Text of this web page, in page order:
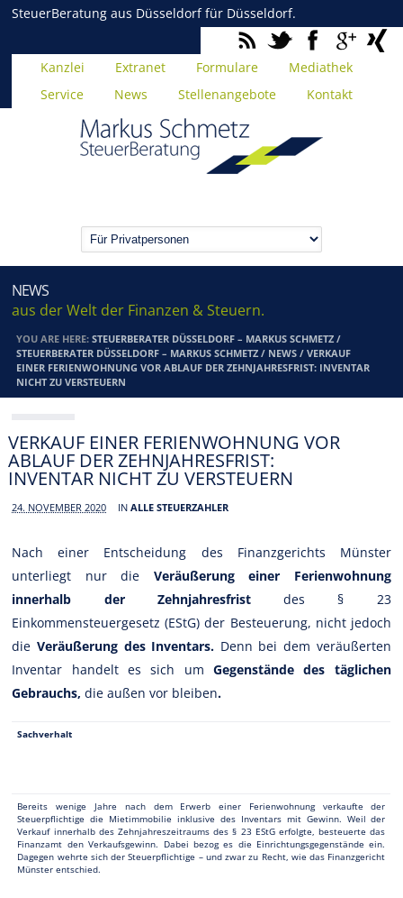
SteuerBeratung aus Düsseldorf für Düsseldorf.
Kanzlei Extranet Formulare
Mediathek
Service
News Stellenangebote Kontakt
NEWS
aus der Welt der Finanzen & Steuern.
YOU ARE HERE:STEUERBERATER DÜSSELDORF – MARKUS SCHMETZ /
STEUERBERATER DÜSSELDORF – MARKUS SCHMETZ / NEWS /VERKAUF
EINER FERIENWOHNUNG VOR ABLAUF DER ZEHNJAHRESFRIST: INVENTAR
NICHT ZU VERSTEUERN
VERKAUF EINER FERIENWOHNUNG VOR
ABLAUF DER ZEHNJAHRESFRIST:
INVENTAR NICHT ZU VERSTEUERN
24. NOVEMBER 2020 INALLE STEUERZAHLER
Nach einer Entscheidung des Finanzgerichts Münster
unterliegt nur die Veräußerung einer Ferienwohnung
innerhalb der Zehnjahresfristdes § 23
Einkommensteuergesetz (EStG) der Besteuerung, nicht jedoch
dieVeräußerung des Inventars. Denn bei dem veräußerten
Inventar handelt es sich um Gegenstände des täglichen
Gebrauchs,die außen vor bleiben.
Sachverhalt
Bereits wenige Jahre nach dem Erwerb einer Ferienwohnung verkaufte der
Steuerpflichtige die Mietimmobilie inklusive des Inventars mit Gewinn. Weil der
Verkauf innerhalb des Zehnjahreszeitraums des § 23 EStG erfolgte, besteuerte das
Finanzamt den Verkaufsgewinn. Dabei bezog es die Einrichtungsgegenstände ein.
Dagegen wehrte sich der Steuerpflichtige – und zwar zu Recht, wie das Finanzgericht
Münster entschied.